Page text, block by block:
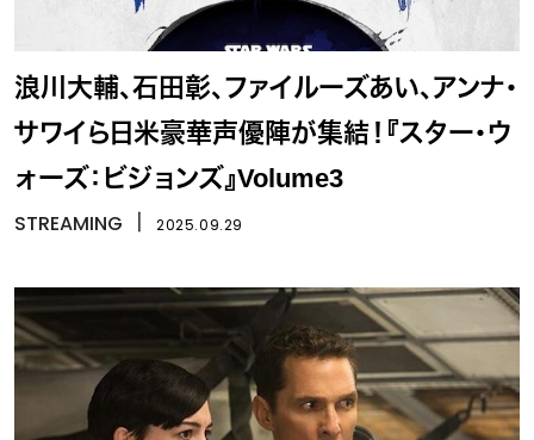
浪川大輔、石田彰、ファイルーズあい、アンナ・
サワイら日米豪華声優陣が集結！『スター・ウ
ォーズ：ビジョンズ』Volume3
STREAMING 2025.09.29